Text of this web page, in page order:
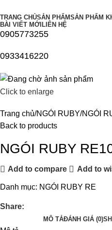
TRANG CHỦSẢN PHẨMSẢN PHẨM
BÀI VIẾT MỚI LIÊN HỆ
0905773255
0933416220
Click to enlarge
Trang chủ NGÓI RUBY NGÓI
Back to products
NGÓI RUBY
Add to compare Add to
Danh mục: NGÓI RUBY RE
Share:
MÔ TẢĐÁNH GIÁ (0)